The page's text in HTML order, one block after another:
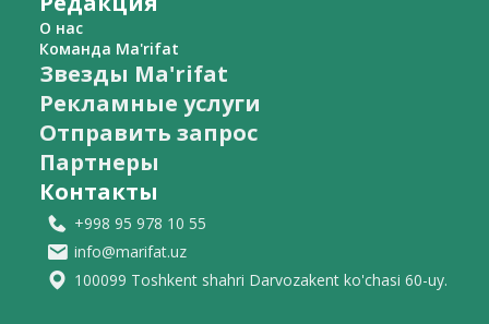
О нас
Команда Ma'rifat
Звезды Ma'rifat
Рекламные услуги
Отправить запрос
Партнеры
Контакты
+998 95 978 10 55
info@marifat.uz
100099 Toshkent shahri Darvozakent ko'chasi 60-uy.